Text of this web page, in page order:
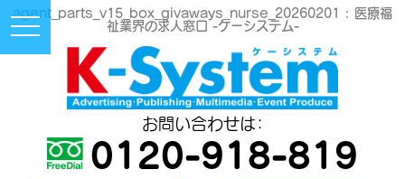
agent_parts_v15_box_givaways_nurse_20260201 : 医療福
祉業界の求人窓口 -ケーシステム-
お問い合わせは：
0120-918-819
Toggle
Navigation